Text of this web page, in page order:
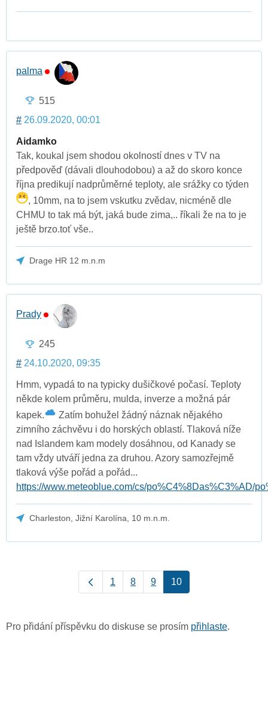
palma
515
# 26.09.2020, 00:01
Aidamko
Tak, koukal jsem shodou okolností dnes v TV na
předpověď (dávali dlouhodobou) a až do skoro konce
října predikují nadprůměrné teploty, ale srážky co týden
, 10mm, na to jsem vskutku zvědav, nicméně dle
CHMU to tak má být, jaká bude zima,.. říkali že na to je
ještě brzo.toť vše..
Drage HR 12 m.n.m
Prady
245
# 24.10.2020, 09:35
Hmm, vypadá to na typicky dušičkové počasí. Teploty
někde kolem průměru, mulda, inverze a možná pár
kapek.
Zatím bohužel žádný náznak nějakého
zimního záchvěvu i do horských oblastí. Tlaková níže
nad Islandem kam modely dosáhnou, od Kanady se
tam vždy utváří jedna za druhou. Azory samozřejmě
tlaková výše pořád a pořád...
https://www.meteoblue.com/cs/po%C4%8Das%C3%AD/
Charleston, Jižní Karolína, 10 m.n.m.
1 8 9 10
Pro přidání příspěvku do diskuse se prosím přihlaste.